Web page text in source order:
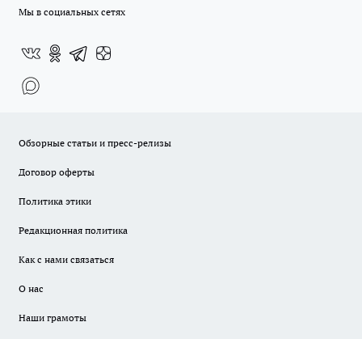
Мы в социальных сетях
Обзорные статьи и пресс-релизы
Договор оферты
Политика этики
Редакционная политика
Как с нами связаться
О нас
Наши грамоты